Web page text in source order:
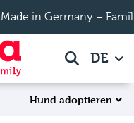
Made in Germany –
SucheDE
Hund adoptieren